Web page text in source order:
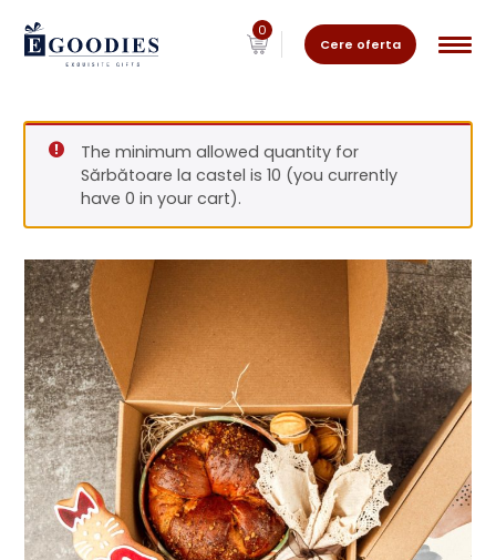
Cere oferta
0
The minimum allowed quantity for
Sărbătoare la castel is 10 (you currently
have 0 in your cart).